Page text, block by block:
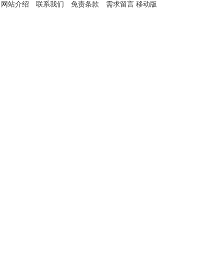
网站介绍 联系我们 免责条款 需求留言 移动版